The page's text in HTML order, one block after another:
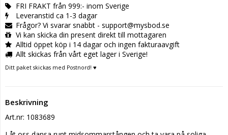
FRI FRAKT från 999:- inom Sverige
Leveranstid ca 1-3 dagar
Frågor? Vi svarar snabbt - support@mysbod.se
Vi kan skicka din present direkt till mottagaren
Alltid öppet köp i 14 dagar och ingen fakturaavgift
Allt skickas från vårt eget lager i Sverige!
Ditt paket skickas med Postnord! ♥
Beskrivning
Art.nr: 1083689